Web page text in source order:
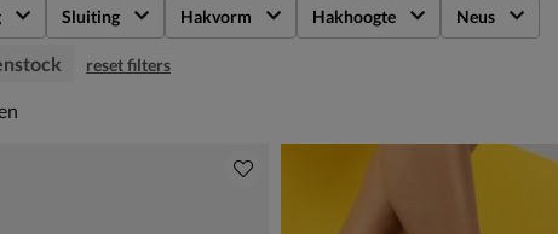
Sluiting Hakvorm Hakhoogte Neus
reset filters